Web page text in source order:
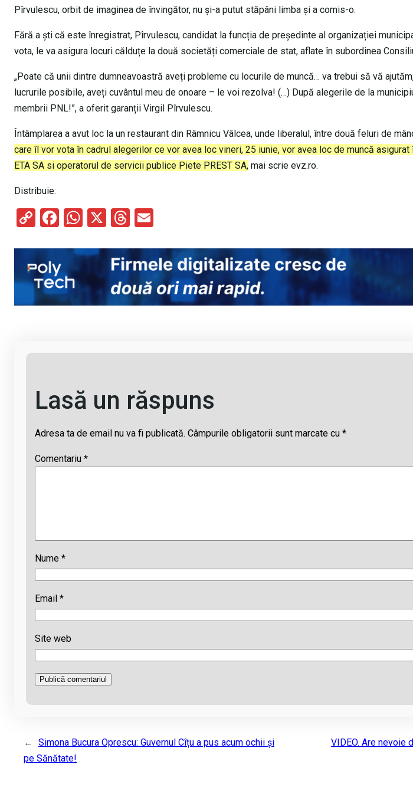
Pîrvulescu, orbit de imaginea de învingător, nu și-a putut stăpâni limba și a comis-o.
Fără a ști că este înregistrat, Pîrvulescu, candidat la funcția de președinte al organizației
vota, le va asigura locuri călduțe la două societăți comerciale de stat, aflate în subordinea
„Poate că unii dintre dumneavoastră aveți probleme cu locurile de muncă… va trebui să vă
lucrurile posibile, aveți cuvântul meu de onoare – le voi rezolva! (…) După alegerile de la
membrii PNL!”, a oferit garanții Virgil Pîrvulescu.
Întâmplarea a avut loc la un restaurant din Râmnicu Vâlcea, unde liberalul, între două feluri de
care îl vor vota în cadrul alegerilor ce vor avea loc vineri, 25 iunie, vor avea loc de muncă
ETA SA si operatorul de servicii publice Piete PREST SA, mai scrie evz.ro.
Distribuie:
C
py
Li
n
k
F
ce
b
o
o
W
at
s
A
p
X
T
e
a
d
s
ail
Lasă un răspuns
Adresa ta de email nu va fi publicată. Câmpurile obligatorii sunt marcate cu *
Comentariu *
Nume *
Email *
Site web
←
Simona Bucura Oprescu: Guvernul Cîțu a pus acum ochii și
pe Sănătate!
VIDEO. Are nevoie